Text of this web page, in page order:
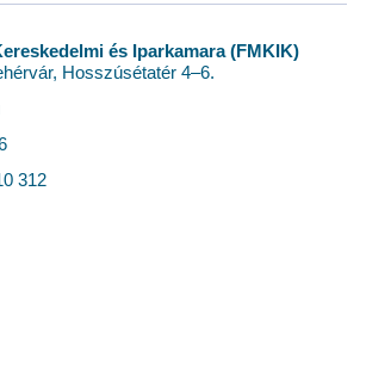
és Iparkamara (FMKIK)
Hosszúsétatér 4–6.
312